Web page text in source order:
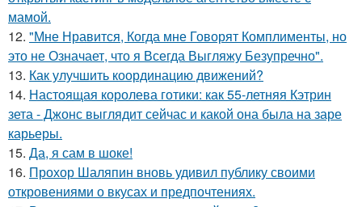
мамой.
12. "Мне Нравится, Когда мне Говорят Комплименты, но
это не Означает, что я Всегда Выгляжу Безупречно".
13. Как улучшить координацию движений?
14. Настоящая королева готики: как 55-летняя Кэтрин
зета - Джонс выглядит сейчас и какой она была на заре
карьеры.
15. Да, я сам в шоке!
16. Прохор Шаляпин вновь удивил публику своими
откровениями о вкусах и предпочтениях.